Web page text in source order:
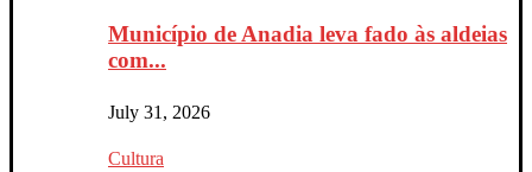
Município de Anadia leva fado às aldeias
com...
July 31, 2026
Cultura